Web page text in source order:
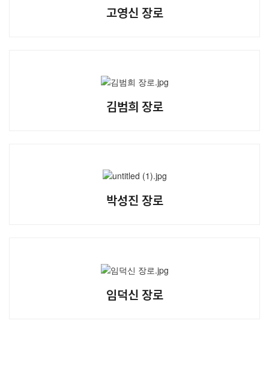
고영신 장로
김범희 장로
박성진 장로
임덕신 장로